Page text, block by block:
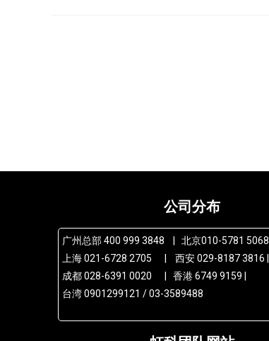
公司分布
广州总部 400 999 3848 | 北京010-5781 5068
上海 021-6728 2705 | 西安 029-8187 3816 |
成都 028-6391 0020 | 香港 6749 9159 |
台湾 0901299121 / 03-3589488